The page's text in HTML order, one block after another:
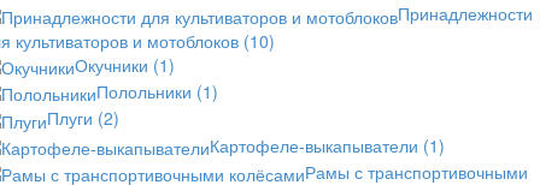
Принадлежности
культиваторов и мотоблоков (10)
Окучники (1)
Полольники (1)
Плуги (2)
Картофеле-выкапыватели (1)
Рамы с транспортивочными